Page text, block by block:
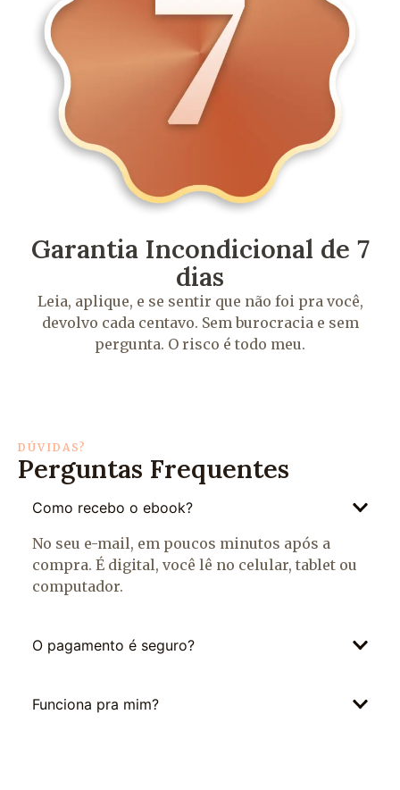
Garantia Incondicional de 7
dias
Leia, aplique, e se sentir que não foi pra você,
devolvo cada centavo. Sem burocracia e sem
pergunta. O risco é todo meu.
DÚVIDAS?
Perguntas Frequentes
Como recebo o ebook?
No seu e-mail, em poucos minutos após a
compra. É digital, você lê no celular, tablet ou
computador.
O pagamento é seguro?
Funciona pra mim?